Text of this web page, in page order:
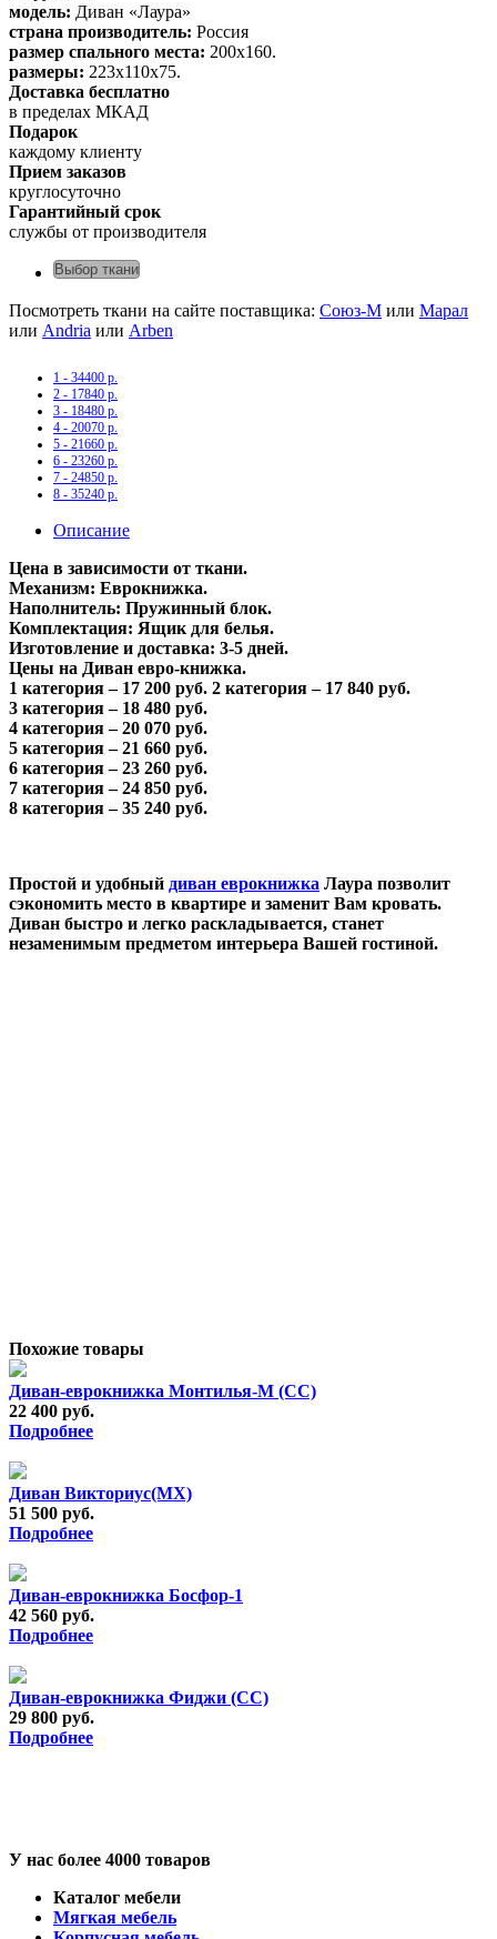
модель: Диван «Лаура»
страна производитель: Россия
размер спального места: 200x160.
размеры: 223x110x75.
Доставка бесплатно
в пределах МКАД
Подарок
каждому клиенту
Прием заказов
круглосуточно
Гарантийный срок
службы от производителя
Выбор ткани
Посмотреть ткани на сайте поставщика: Союз-М или Марал
или Andria или Arben
1 - 34400 р.
2 - 17840 р.
3 - 18480 р.
4 - 20070 р.
5 - 21660 р.
6 - 23260 р.
7 - 24850 р.
8 - 35240 р.
Описание
Цена в зависимости от ткани.
Механизм: Еврокнижка.
Наполнитель: Пружинный блок.
Комплектация: Ящик для белья.
Изготовление и доставка: 3-5 дней.
Цены на Диван евро-книжка.
1 категория – 17 200 руб. 2 категория – 17 840 руб.
3 категория – 18 480 руб.
4 категория – 20 070 руб.
5 категория – 21 660 руб.
6 категория – 23 260 руб.
7 категория – 24 850 руб.
8 категория – 35 240 руб.
Простой и удобный диван еврокнижка Лаура позволит
сэкономить место в квартире и заменит Вам кровать.
Диван быстро и легко раскладывается, станет
незаменимым предметом интерьера Вашей гостиной.
Похожие товары
Диван-еврокнижка Монтилья-М (СС)
22 400 руб.
Подробнее
Диван Викториус(МХ)
51 500 руб.
Подробнее
Диван-еврокнижка Босфор-1
42 560 руб.
Подробнее
Диван-еврокнижка Фиджи (СС)
29 800 руб.
Подробнее
У нас более 4000 товаров
Каталог мебели
Мягкая мебель